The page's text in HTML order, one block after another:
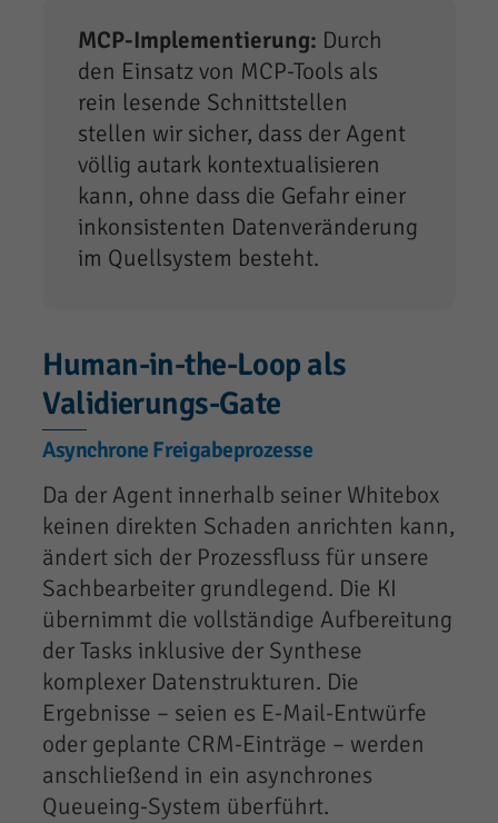
MCP-Implementierung: Durch
den Einsatz von MCP-Tools als
rein lesende Schnittstellen
stellen wir sicher, dass der Agent
völlig autark kontextualisieren
kann, ohne dass die Gefahr einer
inkonsistenten Datenveränderung
im Quellsystem besteht.
Human-in-the-Loop als
Validierungs-Gate
Asynchrone Freigabeprozesse
Da der Agent innerhalb seiner Whitebox
keinen direkten Schaden anrichten kann,
ändert sich der Prozessfluss für unsere
Sachbearbeiter grundlegend. Die KI
übernimmt die vollständige Aufbereitung
der Tasks inklusive der Synthese
komplexer Datenstrukturen. Die
Ergebnisse – seien es E-Mail-Entwürfe
oder geplante CRM-Einträge – werden
anschließend in ein asynchrones
Queueing-System überführt.